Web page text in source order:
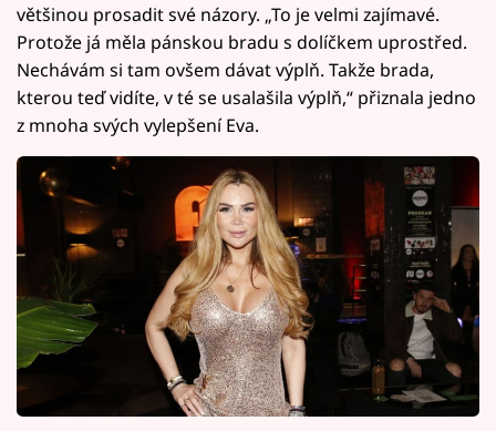
většinou prosadit své názory. „To je velmi zajímavé.
Protože já měla pánskou bradu s dolíčkem uprostřed.
Nechávám si tam ovšem dávat výplň. Takže brada,
kterou teď vidíte, v té se usalašila výplň,“ přiznala jedno
z mnoha svých vylepšení Eva.